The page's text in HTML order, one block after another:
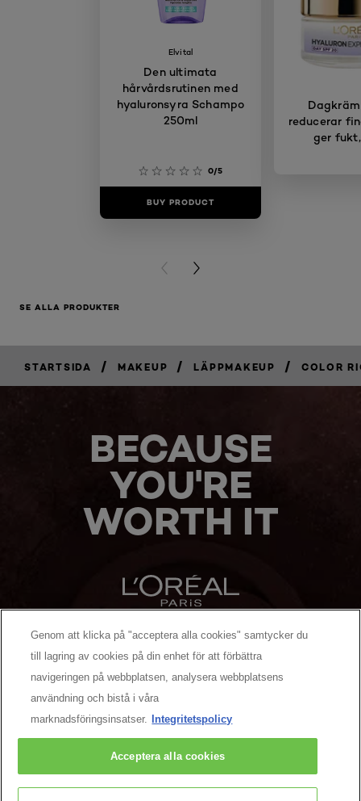
Elvital
Den ultimata
hårvårdsrutinen med
hyaluronsyra Schampo
250ml
0/5
BUY PRODUCT
Dagkräm
reducerar
ger
PREVIOUS CARD
NEXT CARD
SE ALLA PRODUKTER
STARTSIDA / MAKEUP / LÄPPMAKEUP / COLOR
BECAUSE
YOU'RE
WORTH IT
MANUFACTURER/RESPONSIBLE PERSON:
MER ATT UPPTÄCKA
Genom att klicka på "acceptera alla cookies" samtycker du
till lagring av cookies på din enhet för att förbättra
navigeringen på webbplatsen, analysera webbplatsens
användning och bistå i våra
marknadsföringsinsatser.
Integritetspolicy
Acceptera alla cookies